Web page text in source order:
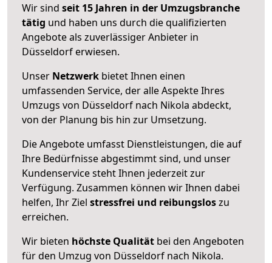
Wir sind seit 15 Jahren in der Umzugsbranche
tätig und haben uns durch die qualifizierten
Angebote als zuverlässiger Anbieter in
Düsseldorf erwiesen.
Unser Netzwerk bietet Ihnen einen
umfassenden Service, der alle Aspekte Ihres
Umzugs von Düsseldorf nach Nikola abdeckt,
von der Planung bis hin zur Umsetzung.
Die Angebote umfasst Dienstleistungen, die auf
Ihre Bedürfnisse abgestimmt sind, und unser
Kundenservice steht Ihnen jederzeit zur
Verfügung. Zusammen können wir Ihnen dabei
helfen, Ihr Ziel stressfrei und reibungsloszu
erreichen.
Wir bieten höchste Qualität bei den Angeboten
für den Umzug von Düsseldorf nach Nikola.